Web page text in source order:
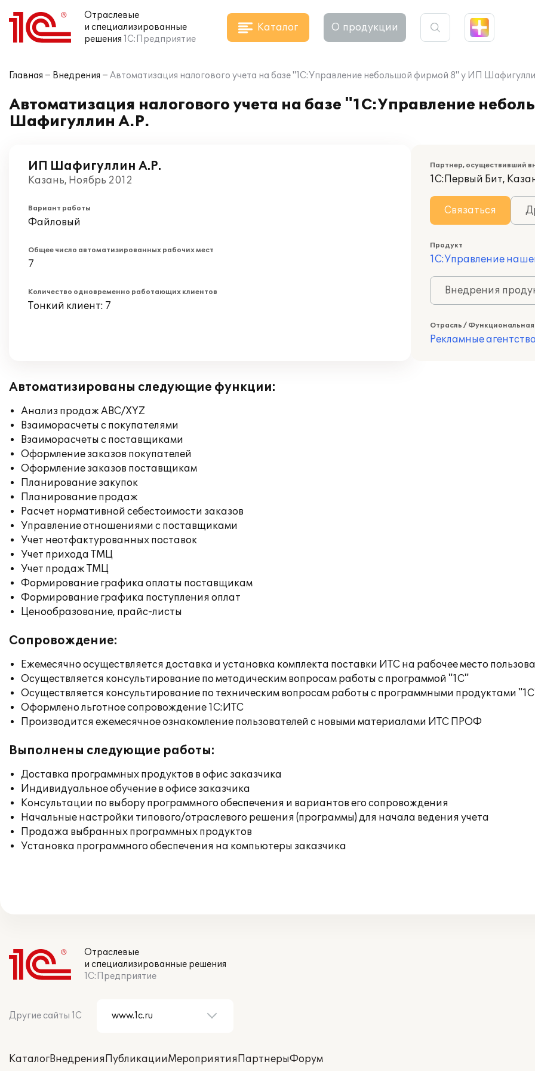
Отраслевые
и специализированные
решения 1С:Предприятие
Каталог О продукции
Главная Внедрения Автоматизация налогового учета на базе "1С:Управление небольшой фирмой 8" у ИП
Автоматизация налогового учета на базе "1С:Управление
Шафигуллин А.Р.
ИП Шафигуллин А.Р.
Казань, Ноябрь 2012
Вариант работы
Файловый
Общее число автоматизированных рабочих мест
7
Количество одновременно работающих клиентов
Тонкий клиент: 7
Партнер, осуществивший
1С:Первый Бит,
Связаться
Продукт
1С:Управление
Внедрения
Отрасль / Функциональная
Рекламные агентства
Автоматизированы следующие функции:
Анализ продаж ABC/XYZ
Взаиморасчеты с покупателями
Взаиморасчеты с поставщиками
Оформление заказов покупателей
Оформление заказов поставщикам
Планирование закупок
Планирование продаж
Расчет нормативной себестоимости заказов
Управление отношениями с поставщиками
Учет неотфактурованных поставок
Учет прихода ТМЦ
Учет продаж ТМЦ
Формирование графика оплаты поставщикам
Формирование графика поступления оплат
Ценообразование, прайс-листы
Сопровождение:
Ежемесячно осуществляется доставка и установка комплекта поставки ИТС на рабочее место
Осуществляется консультирование по методическим вопросам работы с программой "1С"
Осуществляется консультирование по техническим вопросам работы с программными продуктами
Оформлено льготное сопровождение 1С:ИТС
Производится ежемесячное ознакомление пользователей с новыми материалами ИТС ПРОФ
Выполнены следующие работы:
Доставка программных продуктов в офис заказчика
Индивидуальное обучение в офисе заказчика
Консультации по выбору программного обеспечения и вариантов его сопровождения
Начальные настройки типового/отраслевого решения (программы) для начала ведения учета
Продажа выбранных программных продуктов
Установка программного обеспечения на компьютеры заказчика
Отраслевые
и специализированные решения
1С:Предприятие
Другие сайты 1С
КаталогВнедренияПубликацииМероприятияПартнерыФорум